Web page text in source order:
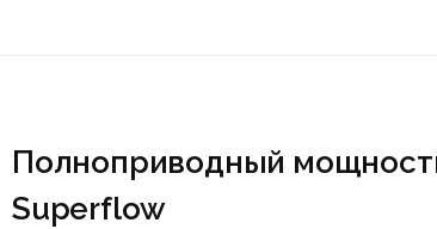
Полноприводный
Superflow